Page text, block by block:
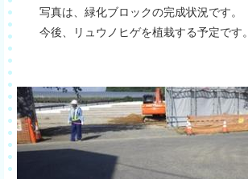
写真は、緑化ブロックの完成状況です。
今後、リュウノヒゲを植栽する予定です。